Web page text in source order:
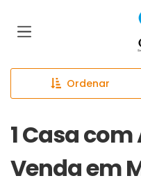
Ordenar
1 Casa
Venda em